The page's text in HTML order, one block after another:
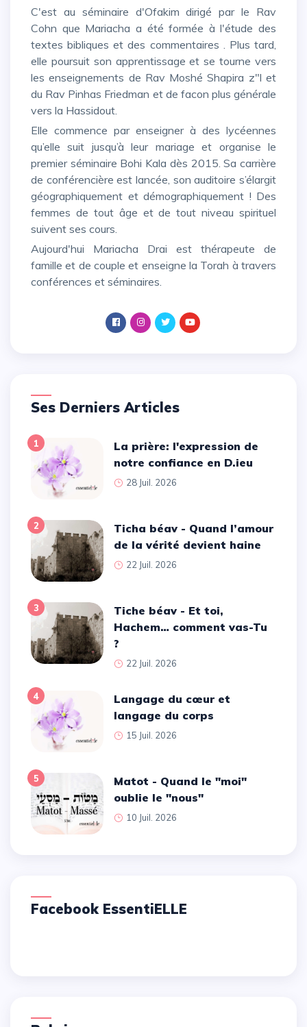
C'est au séminaire d'Ofakim dirigé par le Rav
Cohn que Mariacha a été formée à l'étude des
textes bibliques et des commentaires . Plus tard,
elle poursuit son apprentissage et se tourne vers
les enseignements de Rav Moshé Shapira z"l et
du Rav Pinhas Friedman et de facon plus générale
vers la Hassidout.
Elle commence par enseigner à des lycéennes
qu’elle suit jusqu’à leur mariage et organise le
premier séminaire Bohi Kala dès 2015. Sa carrière
de conférencière est lancée, son auditoire s’élargit
géographiquement et démographiquement ! Des
femmes de tout âge et de tout niveau spirituel
suivent ses cours.
Aujourd'hui Mariacha Drai est thérapeute de
famille et de couple et enseigne la Torah à travers
conférences et séminaires.
Ses Derniers Articles
1
La prière: l'expression de
notre confiance en D.ieu
28 Juil. 2026
2
Ticha béav - Quand l’amour
de la vérité devient haine
22 Juil. 2026
3
Tiche béav - Et toi,
Hachem… comment vas-Tu
?
22 Juil. 2026
4
Langage du cœur et
langage du corps
15 Juil. 2026
5
Matot - Quand le ''moi''
oublie le ''nous''
10 Juil. 2026
Facebook EssentiELLE